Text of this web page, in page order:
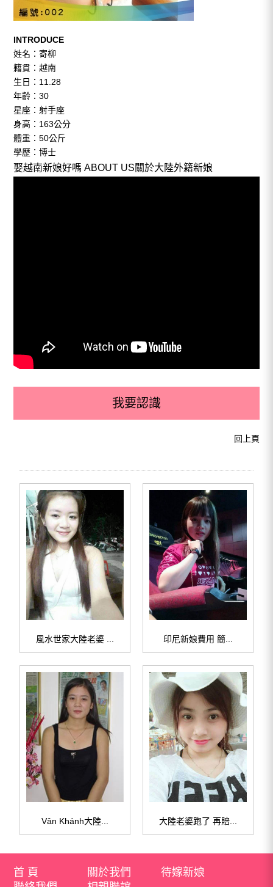
INTRODUCE
姓名：寄柳
籍貫：越南
生日：11.28
年齡：30
星座：射手座
身高：163公分
體重：50公斤
學歷：博士
娶越南新娘好嗎 ABOUT US關於大陸外籍新娘
我要認識
回上頁
風水世家大陸老婆 ... 印尼新娘費用 簡...
Vân Khánh大陸... 大陸老婆跑了 再賠...
首 頁 關於我們
待嫁新娘